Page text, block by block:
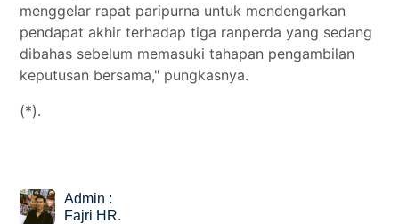
menggelar rapat paripurna untuk mendengarkan
pendapat akhir terhadap tiga ranperda yang sedang
dibahas sebelum memasuki tahapan pengambilan
keputusan bersama," pungkasnya.
(*).
Admin :
Fajri HR.